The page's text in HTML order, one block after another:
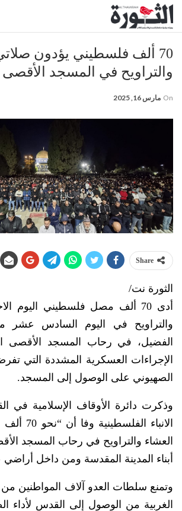
70 ألف فلسطيني يؤدون
والتراويح في المسجد الأقصى
On مارس 16, 2025
Share
الثورة نت/
أدى 70 ألف مصل فلسطيني اليوم
والتراويح في اليوم السادس
الفضيل، في رحاب المسجد الأقصى
الإجراءات العسكرية المشددة التي
الصهيوني على الوصول إلى المسجد.
وذكرت دائرة الأوقاف الإسلامية في
الانباء
العشاء والتراويح في رحاب المسجد
أبناء المدينة المقدسة ومن داخل أراضي عام
وتمنع سلطات العدو آلاف المواطنين
الغربية من الوصول إلى القدس لأداء